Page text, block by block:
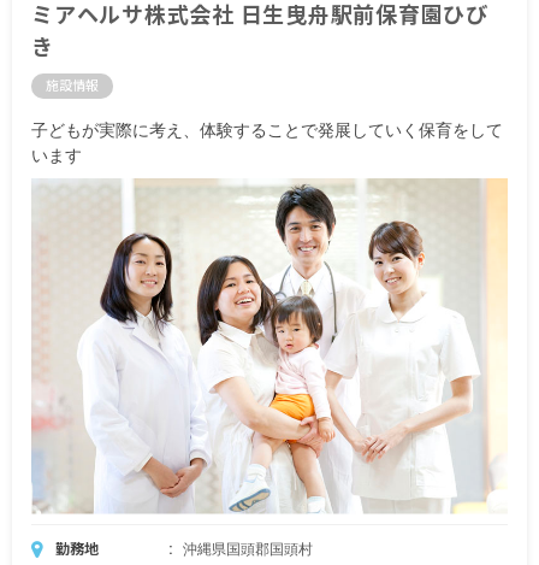
ミアヘルサ株式会社 日生曳舟駅前保育園ひび
き
施設情報
子どもが実際に考え、体験することで発展していく保育をして
います
勤務地 沖縄県国頭郡国頭村